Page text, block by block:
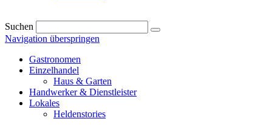
Suchen
Navigation überspringen
Gastronomen
Einzelhandel
Haus & Garten
Handwerker & Dienstleister
Lokales
Heldenstories